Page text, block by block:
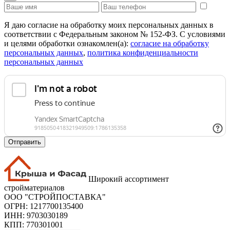
Я даю согласие на обработку моих персональных данных в
соответствии с Федеральным законом № 152-ФЗ. С условиями
и целями обработки ознакомлен(а): cогласие на обработку
персональных данных, политика конфиденциальности
персональных данных
Отправить
Широкий ассортимент
стройматериалов
ООО "СТРОЙПОСТАВКА"
ОГРН: 1217700135400
ИНН: 9703030189
КПП: 770301001